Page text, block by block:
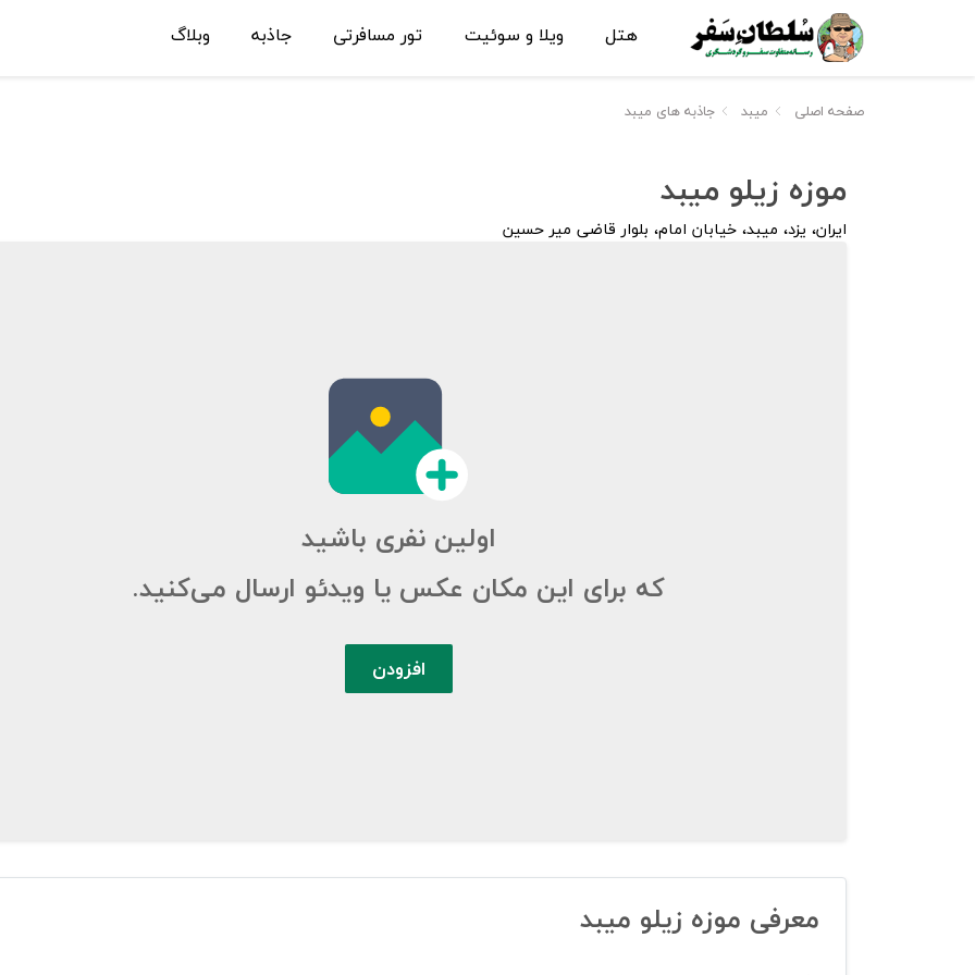
هتل ویلا و سوئیت تور مسافرتی جاذبه وبلاگ
صفحه اصلی میبد جاذبه های میبد
موزه‌ زیلو میبد
ایران، یزد، میبد، خیابان امام، بلوار قاضی میر حسین
اولین نفری باشید
که برای این مکان عکس یا ویدئو ارسال می‌کنید.
افزودن
معرفی موزه‌ زیلو میبد